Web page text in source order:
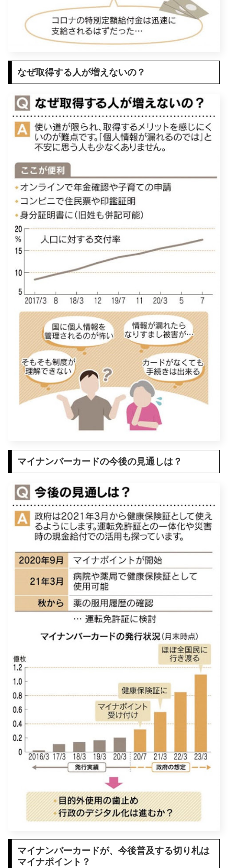
なぜ取得する人が増えないの？
マイナンバーカードの今後の見通しは？
マイナンバーカードが、今後普及する切り札は
マイナポイント？